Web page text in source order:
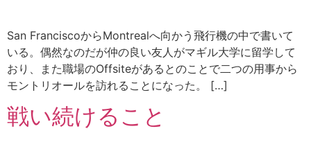
San FranciscoからMontrealへ向かう飛行機の中で書いて
いる。偶然なのだが仲の良い友人がマギル大学に留学して
おり、また職場のOffsiteがあるとのことで二つの用事から
モントリオールを訪れることになった。 […]
戦い続けること